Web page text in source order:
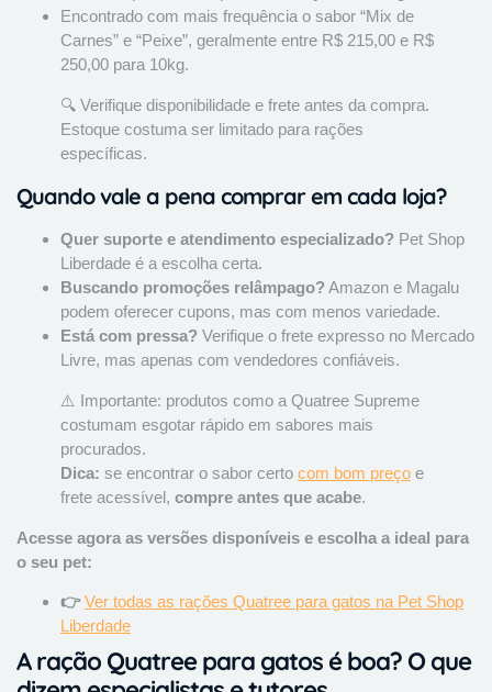
Encontrado com mais frequência o sabor “Mix de
Carnes” e “Peixe”, geralmente entre R$ 215,00 e R$
250,00 para 10kg.
🔍 Verifique disponibilidade e frete antes da compra.
Estoque costuma ser limitado para rações
específicas.
Quando vale a pena comprar em cada loja?
Quer suporte e atendimento especializado? Pet Shop
Liberdade é a escolha certa.
Buscando promoções relâmpago?Amazon e Magalu
podem oferecer cupons, mas com menos variedade.
Está com pressa? Verifique o frete expresso no Mercado
Livre, mas apenas com vendedores confiáveis.
⚠️ Importante: produtos como a Quatree Supreme
costumam esgotar rápido em sabores mais
procurados.
Dica: se encontrar o sabor certo com bom preço e
frete acessível, compre antes que acabe.
Acesse agora as versões disponíveis e escolha a ideal para
o seu pet:
👉Ver todas as rações Quatree para gatos na Pet Shop
Liberdade
A ração Quatree para gatos é boa? O que